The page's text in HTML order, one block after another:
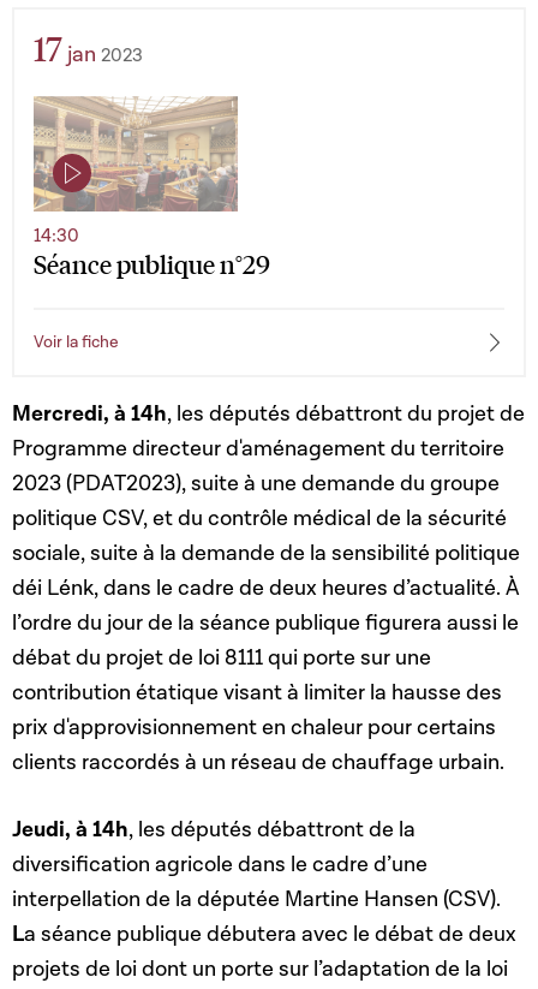
17 jan 2023
Séance publique n°29
14:30
Voir la fiche
Mercredi, à 14h, les députés débattront du projet de
Programme directeur d'aménagement du territoire
2023 (PDAT2023), suite à une demande du groupe
politique CSV, et du contrôle médical de la sécurité
sociale, suite à la demande de la sensibilité politique
déi Lénk, dans le cadre de deux heures d’actualité. À
l’ordre du jour de la séance publique figurera aussi le
débat du projet de loi 8111 qui porte sur une
contribution étatique visant à limiter la hausse des
prix d'approvisionnement en chaleur pour certains
clients raccordés à un réseau de chauffage urbain.
Jeudi, à 14h, les députés débattront de la
diversification agricole dans le cadre d’une
interpellation de la députée Martine Hansen (CSV).
La séance publique débutera avec le débat de deux
projets de loi dont un porte sur l’adaptation de la loi